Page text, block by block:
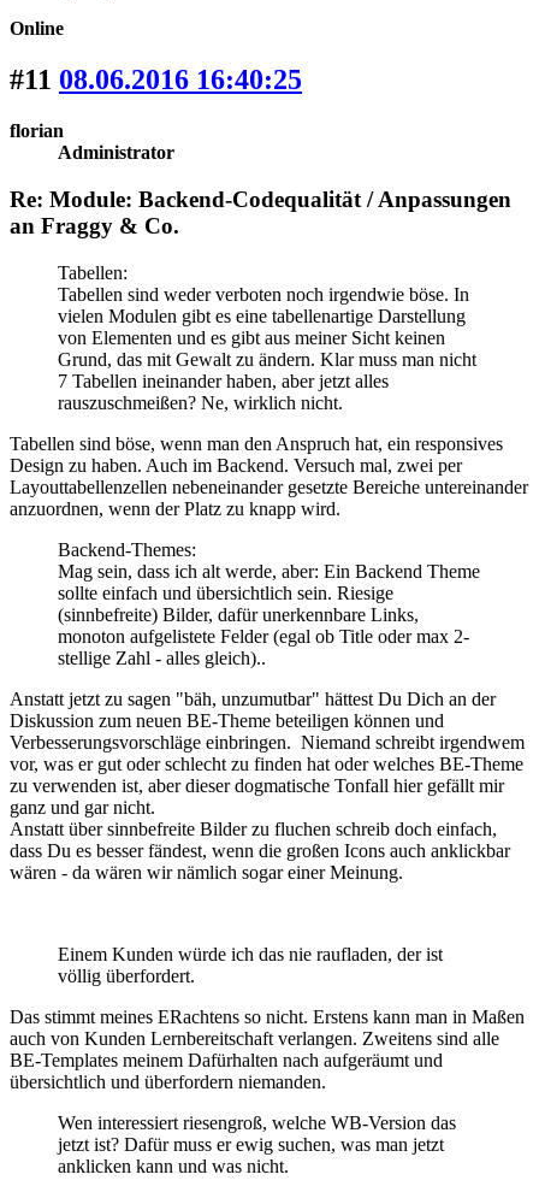
Online
#11 08.06.2016 16:40:25
florian
Administrator
Re: Module: Backend-Codequalität / Anpassungen
an Fraggy & Co.
Tabellen:
Tabellen sind weder verboten noch irgendwie böse. In
vielen Modulen gibt es eine tabellenartige Darstellung
von Elementen und es gibt aus meiner Sicht keinen
Grund, das mit Gewalt zu ändern. Klar muss man nicht
7 Tabellen ineinander haben, aber jetzt alles
rauszuschmeißen? Ne, wirklich nicht.
Tabellen sind böse, wenn man den Anspruch hat, ein responsives
Design zu haben. Auch im Backend. Versuch mal, zwei per
Layouttabellenzellen nebeneinander gesetzte Bereiche untereinander
anzuordnen, wenn der Platz zu knapp wird.
Backend-Themes:
Mag sein, dass ich alt werde, aber: Ein Backend Theme
sollte einfach und übersichtlich sein. Riesige
(sinnbefreite) Bilder, dafür unerkennbare Links,
monoton aufgelistete Felder (egal ob Title oder max 2-
stellige Zahl - alles gleich)..
Anstatt jetzt zu sagen "bäh, unzumutbar" hättest Du Dich an der
Diskussion zum neuen BE-Theme beteiligen können und
Verbesserungsvorschläge einbringen. Niemand schreibt irgendwem
vor, was er gut oder schlecht zu finden hat oder welches BE-Theme
zu verwenden ist, aber dieser dogmatische Tonfall hier gefällt mir
ganz und gar nicht.
Anstatt über sinnbefreite Bilder zu fluchen schreib doch einfach,
dass Du es besser fändest, wenn die großen Icons auch anklickbar
wären - da wären wir nämlich sogar einer Meinung.
Einem Kunden würde ich das nie raufladen, der ist
völlig überfordert.
Das stimmt meines ERachtens so nicht. Erstens kann man in Maßen
auch von Kunden Lernbereitschaft verlangen. Zweitens sind alle
BE-Templates meinem Dafürhalten nach aufgeräumt und
übersichtlich und überfordern niemanden.
Wen interessiert riesengroß, welche WB-Version das
jetzt ist? Dafür muss er ewig suchen, was man jetzt
anklicken kann und was nicht.